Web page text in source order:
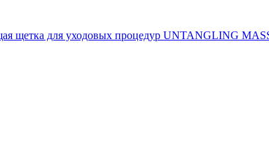
щетка для уходовых процедур UNTANGLING